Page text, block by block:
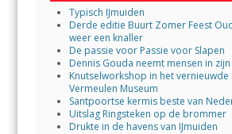
Typisch IJmuiden
Derde editie Buurt Zomer Feest
weer een knaller
De passie voor Passie voor Slapen
Dennis Gouda neemt mensen in
Knutselworkshop in het vernieuwde
Vermeulen Museum
Santpoortse kermis beste van
Uitslag Ringsteken op de brommer
Drukte in de havens van IJmuiden